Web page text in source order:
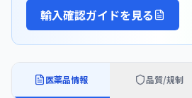
輸入確認ガイドを見る
医薬品情報 品質/規制